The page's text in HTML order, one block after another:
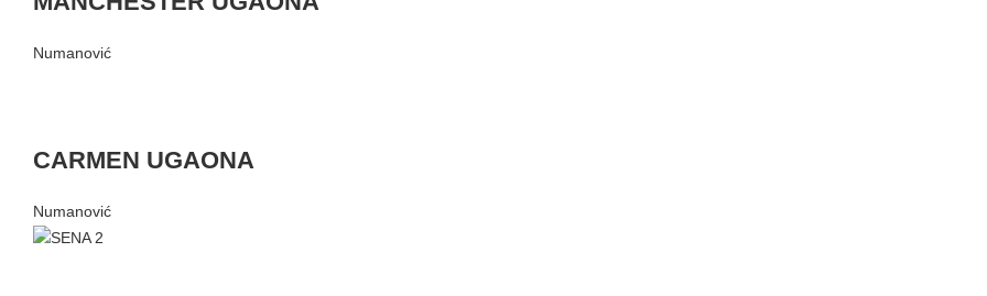
Numanović
CARMEN UGAONA
Numanović